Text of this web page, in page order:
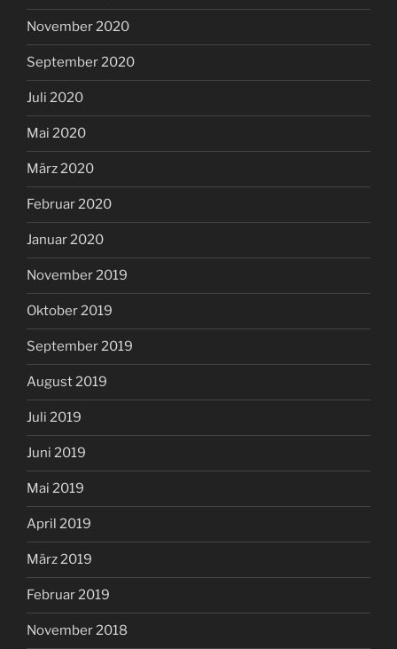
November 2020
September 2020
Juli 2020
Mai 2020
März 2020
Februar 2020
Januar 2020
November 2019
Oktober 2019
September 2019
August 2019
Juli 2019
Juni 2019
Mai 2019
April 2019
März 2019
Februar 2019
November 2018